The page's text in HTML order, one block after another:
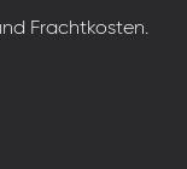
Frachtkosten.